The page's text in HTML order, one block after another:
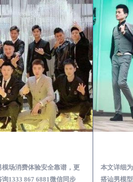
场消费体验安全靠谱，更
1333 867 6881微信同步
本文详细
搭讪男模